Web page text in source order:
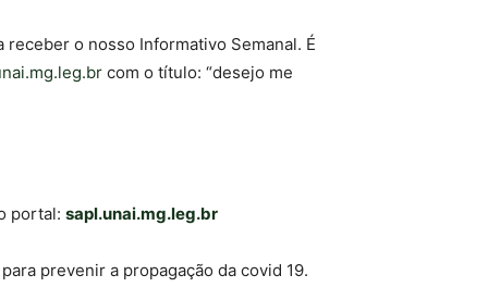
o nosso Informativo Semanal. É
com o título: “desejo me
portal: sapl.unai.mg.leg.br
prevenir a propagação da covid 19.